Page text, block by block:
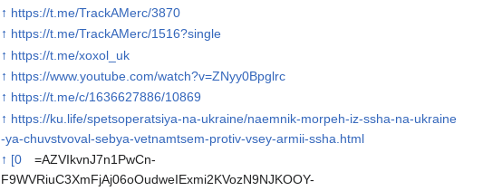
↑ https://t.me/TrackAMerc/3870
↑ https://t.me/TrackAMerc/1516?single
↑ https://t.me/xoxol_uk
↑ https://www.youtube.com/watch?v=ZNyy0Bpglrc
↑ https://t.me/c/1636627886/10869
↑ https://ku.life/spetsoperatsiya-na-ukraine/naemnik-morpeh-iz-ssha-na-ukraine
-ya-chuvstvoval-sebya-vetnamtsem-protiv-vsey-armii-ssha.html
↑ [0
=AZVIkvnJ7n1PwCn-
F9WVRiuC3XmFjAj06oOudweIExmi2KVozN9NJKOOY-